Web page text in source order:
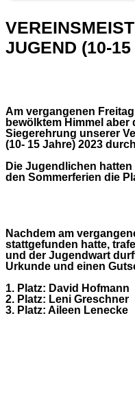
JUGEND (10-
Am vergangenen
bewölktem Himmel
Siegerehrung unserer
(10- 15 Jahre) 2023
Die Jugendlichen
den Sommerferien die
Nachdem am
stattgefunden hatte,
und der Jugendwart
Urkunde und einen
1. Platz: David Hofmann
2. Platz: Leni Greschner
3. Platz: Aileen Lenecke